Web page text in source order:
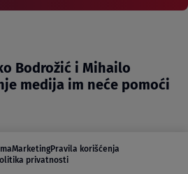
Bodrožić i Mihailo
medija im neće pomoći
MarketingPravila korišćenja
privatnosti